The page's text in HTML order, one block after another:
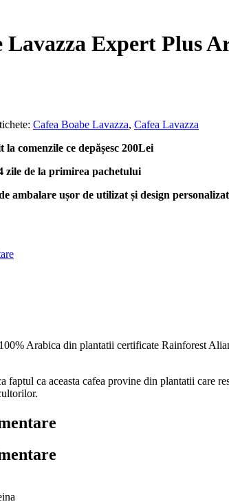
Lavazza Expert Plus
Cafea Boabe Lavazza, Cafea Lavazza
comenzile ce depășesc 200Lei
zile de la primirea pachetului
ambalare ușor de utilizat și design
Arabica din plantatii certificate Rainforest
faptul ca aceasta cafea provine din plantatii care